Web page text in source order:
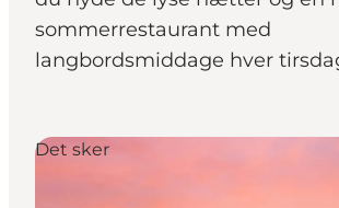
sommerrestaurant med
langbordsmiddage hver
Det sker